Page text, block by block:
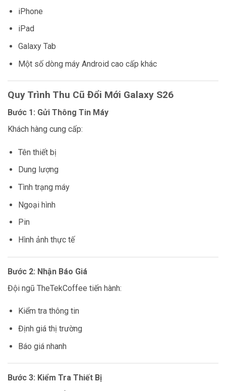
iPhone
iPad
Galaxy Tab
Một số dòng máy Android cao cấp khác
Quy Trình Thu Cũ Đổi Mới Galaxy S26
Bước 1: Gửi Thông Tin Máy
Khách hàng cung cấp:
Tên thiết bị
Dung lượng
Tình trạng máy
Ngoại hình
Pin
Hình ảnh thực tế
Bước 2: Nhận Báo Giá
Đội ngũ TheTekCoffee tiến hành:
Kiểm tra thông tin
Định giá thị trường
Báo giá nhanh
Bước 3: Kiểm Tra Thiết Bị